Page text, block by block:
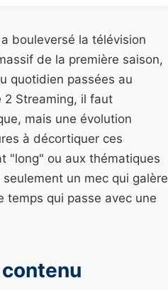
bouleversé la télévision
de la première saison,
quotidien passées au
2 Streaming, il faut
mais une évolution
à décortiquer ces
"long" ou aux thématiques
un mec qui galère
temps qui passe avec une